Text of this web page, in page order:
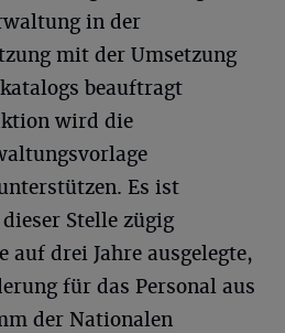
in der
mit der Umsetzung
beauftragt
wird die
Es ist
Stelle zügig
auf drei Jahre ausgelegte,
für das Personal aus
der Nationalen